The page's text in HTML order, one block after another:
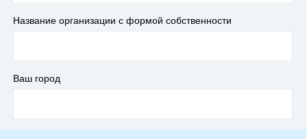
Название организации с формой собственности
Ваш город